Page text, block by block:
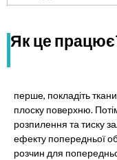
Як це
перше, покладіть
плоску поверхню.
розпилення та тиску
ефекту попередньої
розчин для